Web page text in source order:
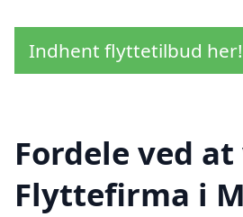
Indhent flyttetilbud her!
Fordele ved
Flyttefirma i